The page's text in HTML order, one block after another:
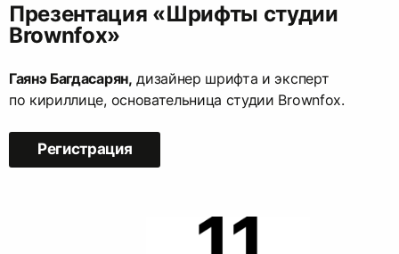
Презентация «Шрифты студии
Brownfox»
Гаянэ Багдасарян, дизайнер шрифта и эксперт
по кириллице, основательница студии Brownfox.
Регистрация